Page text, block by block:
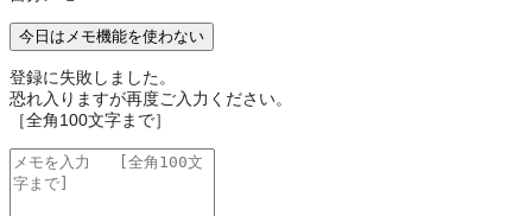
今日はメモ機能を使わない
登録に失敗しました。
恐れ入りますが再度ご入力ください。
［全角100文字まで］